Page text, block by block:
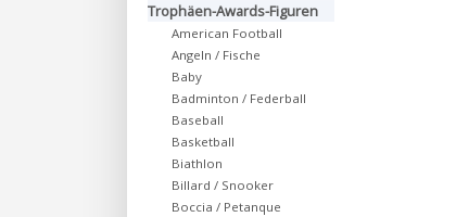
Trophäen-Awards-Figuren
American Football
Angeln / Fische
Baby
Badminton / Federball
Baseball
Basketball
Biathlon
Billard / Snooker
Boccia / Petanque